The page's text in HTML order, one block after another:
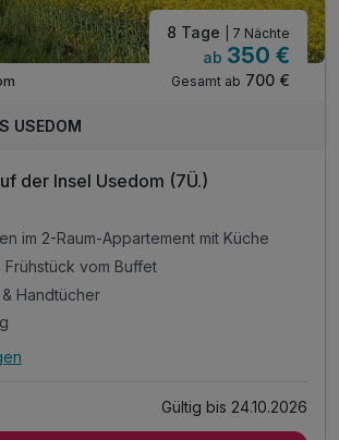
8 Tage | 7 Nächte
ab 350 €
Gesamt ab 700 €
USEDOM
der Insel Usedom (7Ü.)
im 2-Raum-Appartement mit Küche
vom Buffet
Handtücher
Gültig bis 24.10.2026